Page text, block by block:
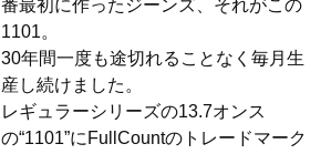
番最初に作ったジーンズ、それがこの
1101。
30年間一度も途切れることなく毎月生
産し続けました。
レギュラーシリーズの13.7オンス
の“1101”にFullCountのトレードマーク